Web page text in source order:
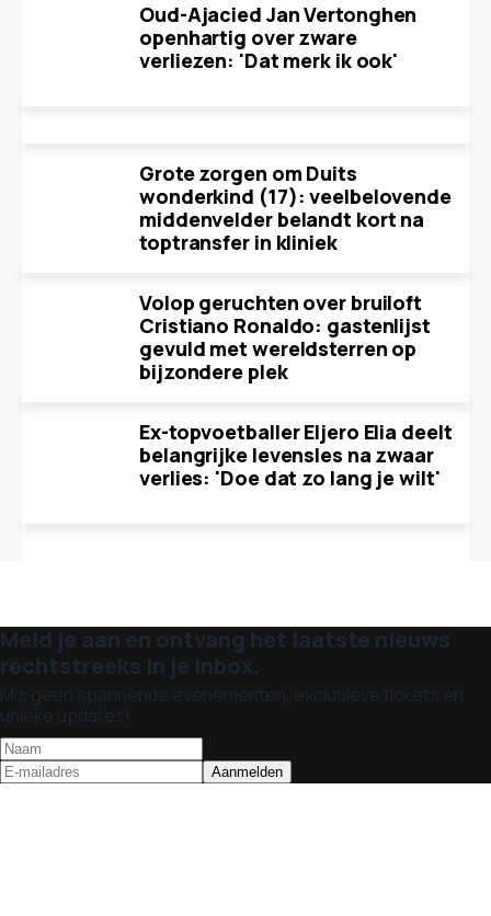
Oud-Ajacied Jan Vertonghen
openhartig over zware
verliezen: 'Dat merk ik ook'
Grote zorgen om Duits
wonderkind (17): veelbelovende
middenvelder belandt kort na
toptransfer in kliniek
Volop geruchten over bruiloft
Cristiano Ronaldo: gastenlijst
gevuld met wereldsterren op
bijzondere plek
Ex-topvoetballer Eljero Elia deelt
belangrijke levensles na zwaar
verlies: 'Doe dat zo lang je wilt'
Meld je aan en ontvang het laatste nieuws
rechtstreeks in je inbox.
Mis geen spannende evenementen, exclusieve tickets en
unieke updates!